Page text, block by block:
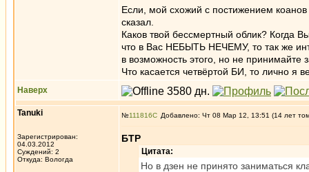
Если, мой схожий с постижением
сказал.
Каков твой бессмертный облик? Когда
что в Вас НЕБЫТЬ НЕЧЕМУ, то так же
в возможность этого, но не принимайте
Что касается четвёртой БИ, то лично я
Наверх
Tanuki
Зарегистрирован:
04.03.2012
Суждений: 2
Откуда: Вологда
№111816 Добавлено: Чт 08 Мар 12, 13:51 (14 лет
БТР
Цитата:
Но в дзен не принято заниматься